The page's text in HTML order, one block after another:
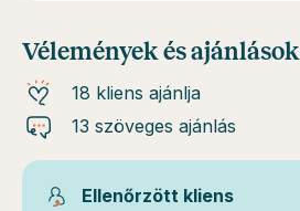
Vélemények és ajánlások
18 kliens ajánlja
13 szöveges ajánlás
Ellenőrzött kliens